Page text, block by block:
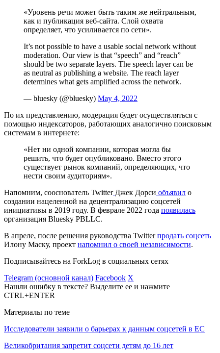
«Уровень речи может быть таким же нейтральным,
как и публикация веб-сайта. Слой охвата
определяет, что усиливается по сети».
It’s not possible to have a usable social network without
moderation. Our view is that “speech” and “reach”
should be two separate layers. The speech layer can be
as neutral as publishing a website. The reach layer
determines what gets amplified across the network.
— bluesky (@bluesky) May 4, 2022
По их представлению, модерация будет осуществляться с
помощью индексаторов, работающих аналогично поисковым
системам в интернете:
«Нет ни одной компании, которая могла бы
решить, что будет опубликовано. Вместо этого
существует рынок компаний, определяющих, что
нести своим аудиториям».
Напомним, сооснователь Twitter Джек Дорси объявил о
создании нацеленной на децентрализацию соцсетей
инициативы в 2019 году. В феврале 2022 года появилась
организация Bluesky PBLLC.
В апреле, после решения руководства Twitterпродать соцсеть
Илону Маску, проект напомнил о своей независимости.
Подписывайтесь на ForkLog в социальных сетях
Telegram (основной канал) Facebook X
Нашли ошибку в тексте? Выделите ее и нажмите
CTRL+ENTER
Материалы по теме
Исследователи заявили о барьерах к данным соцсетей в ЕС
Великобритания запретит соцсети детям до 16 лет